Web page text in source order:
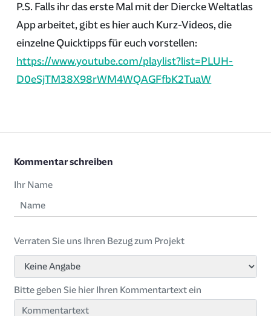
P.S. Falls ihr das erste Mal mit der Diercke Weltatlas
App arbeitet, gibt es hier auch Kurz-Videos, die
einzelne Quicktipps für euch vorstellen:
https://www.youtube.com/playlist?list=PLUH-
D0eSjTM38X98rWM4WQAGFfbK2TuaW
Kommentar schreiben
Ihr Name
Verraten Sie uns Ihren Bezug zum Projekt
Bitte geben Sie hier Ihren Kommentartext ein